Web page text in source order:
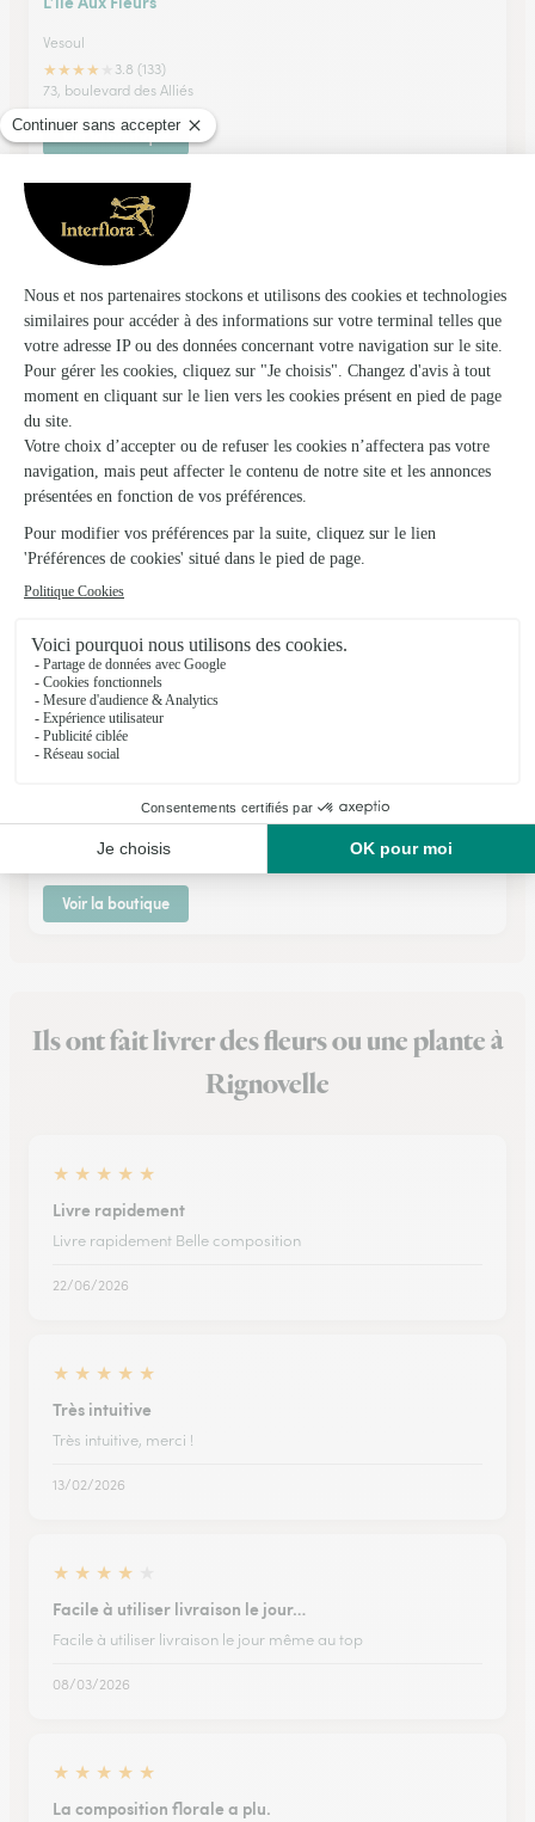
Vesoul
★★★★
3.8 (133)
73, boulevard des Alliés
Voir la boutique
Fleurs et Creation
Remiremont
★★★★★ 4.5 (179)
1 Esplanade La Filature
51, rue du Général de Gaulle
Voir la boutique
Ils ont fait livrer des fleurs ou une plante à
Rignovelle
★ ★ ★ ★ ★
Livre rapidement
Livre rapidement Belle composition
22/06/2026
★ ★ ★ ★ ★
Très intuitive
Très intuitive, merci !
13/02/2026
★ ★ ★ ★
Facile à utiliser livraison le jour…
Facile à utiliser livraison le jour même au top
08/03/2026
★ ★ ★ ★ ★
La composition florale a plu.